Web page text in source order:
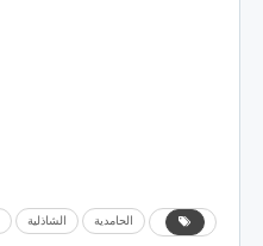
الحامدية الشاذلية